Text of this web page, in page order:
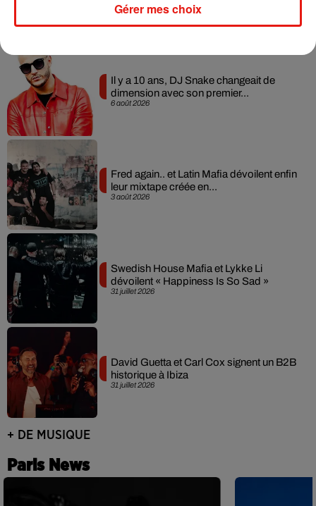
7 août 2026
6 août 2026
Il y a 10 ans, DJ Snake changeait de
dimension avec son premier...
3 août 2026
Fred again.. et Latin Mafia dévoilent enfin
leur mixtape créée en...
31 juillet 2026
Swedish House Mafia et Lykke Li
dévoilent « Happiness Is So Sad »
31 juillet 2026
David Guetta et Carl Cox signent un B2B
historique à Ibiza
+ DE MUSIQUE
Paris News
Gérer mes choix